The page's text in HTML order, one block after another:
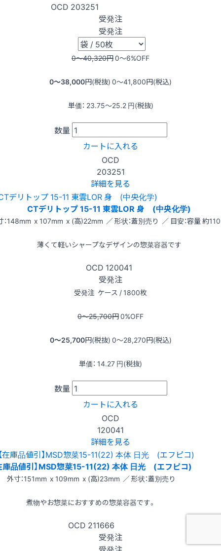
OCD 203251
受発注
受発注
0〜40,320円0〜6%OFF
0〜38,000円(税抜) 0〜41,800円(税込)
単価： 23.75〜25.2 円(税抜)
数量
カートに入れる
OCD
203251
詳細を見る
CTデリトップ 15-11 東雲LOR 身 (中央化学)
：148mm x 107mm x (高)22mm ／ 形状：蓋別売り ／ 目安：容量 約
薄くて軽いシャープなデザインの惣菜容器です
OCD 120041
受発注
受発注 ケース / 1800枚
0〜25,700円0%OFF
0〜25,700円(税抜) 0〜28,270円(税込)
単価： 14.27 円(税抜)
数量
カートに入れる
OCD
120041
詳細を見る
庫品値引】MSD惣菜15-11(22) 本体 日光 (エフピコ)
外寸：151mm x 109mm x (高)23mm ／ 形状：蓋別売り
煮物やお惣菜におすすめの惣菜容器です。
OCD 211666
受発注